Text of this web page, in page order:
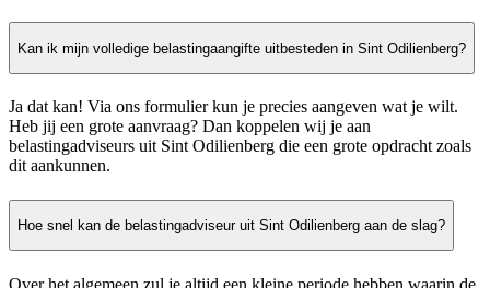
Kan ik mijn volledige belastingaangifte uitbesteden in Sint Odilienberg?
Ja dat kan! Via ons formulier kun je precies aangeven wat je wilt.
Heb jij een grote aanvraag? Dan koppelen wij je aan
belastingadviseurs uit Sint Odilienberg die een grote opdracht zoals
dit aankunnen.
Hoe snel kan de belastingadviseur uit Sint Odilienberg aan de slag?
Over het algemeen zul je altijd een kleine periode hebben waarin de